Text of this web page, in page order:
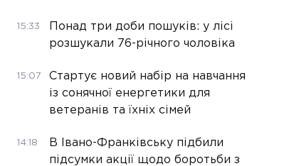
15:33
Понад три доби пошуків: у лісі
розшукали 76-річного чоловіка
15:07
Стартує новий набір на навчання
із сонячної енергетики для
ветеранів та їхніх сімей
14:18
В Івано-Франківську підбили
підсумки акції щодо боротьби з